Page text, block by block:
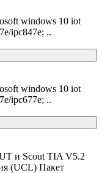
windows 10 iot
ipc847e; ..
windows 10 iot
ipc677e; ..
и Scout TIA V5.2
(UCL) Пакет